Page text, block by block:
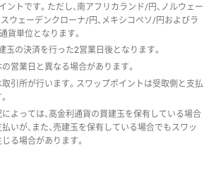
ントです。ただし、南アフリカランド/円、ノルウェー
スウェーデンクローナ/円、メキシコペソ/円およびラ
貨単位となります。
玉の決済を行った2営業日後となります。
営業日と異なる場合があります。
引所が行います。スワップポイントは受取側と支払
よっては、高金利通貨の買建玉を保有している場合
いが、また、売建玉を保有している場合でもスワッ
る場合があります。